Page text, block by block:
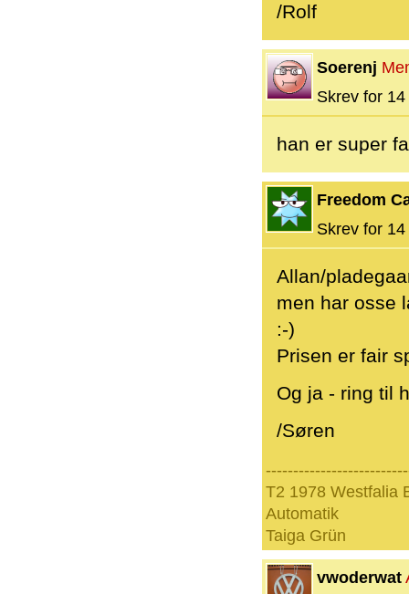
/Rolf
Soerenj
Skrev for
han er super
Freedom
Skrev for
Allan/
men har osse
:-)
Prisen er fair
Og ja - ring til
/Søren
T2 1978 Westfalia
Automatik
Taiga Grün
vwoderwat